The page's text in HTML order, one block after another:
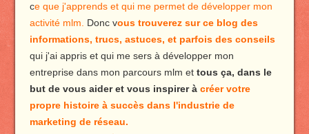
ce que j'apprends et qui me permet de développer mon
activité mlm.
Donc vous trouverez sur ce blog des
informations, trucs, astuces, et parfois des conseils
qui j'ai appris et qui me sers à développer mon
entreprise dans mon parcours mlm ettous ça, dans le
but de vous aider et vous inspirer à créer votre
propre histoire à succès dans l'industrie de
marketing de réseau.